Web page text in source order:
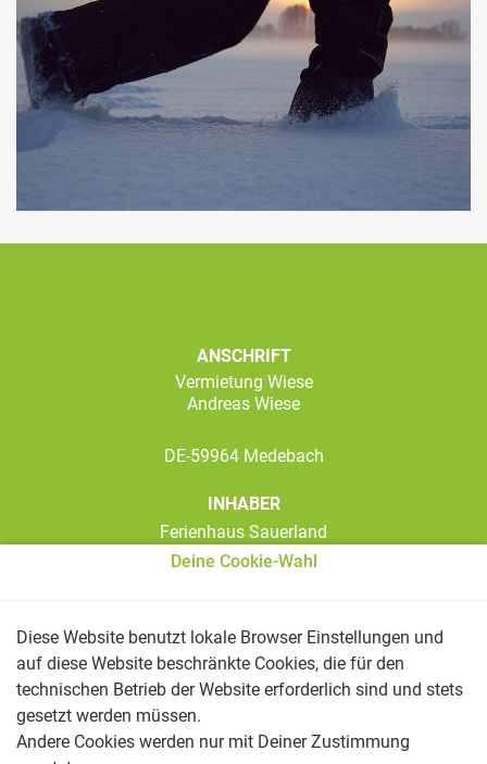
Deine Cookie-Wahl
Diese Website benutzt lokale Browser Einstellungen und
auf diese Website beschränkte Cookies, die für den
technischen Betrieb der Website erforderlich sind und stets
gesetzt werden müssen.
Andere Cookies werden nur mit Deiner Zustimmung
ANSCHRIFT
Vermietung Wiese
Andreas Wiese
DE-59964 Medebach
INHABER
Ferienhaus Sauerland
Telefon:+49 (0) 2982 1872
Mail:wiese.medebach@gmail.com
WETTER